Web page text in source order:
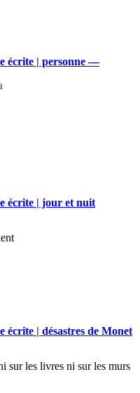
écrite | personne —
écrite | jour et nuit
écrite | désastres de Monet
sur les livres ni sur les murs